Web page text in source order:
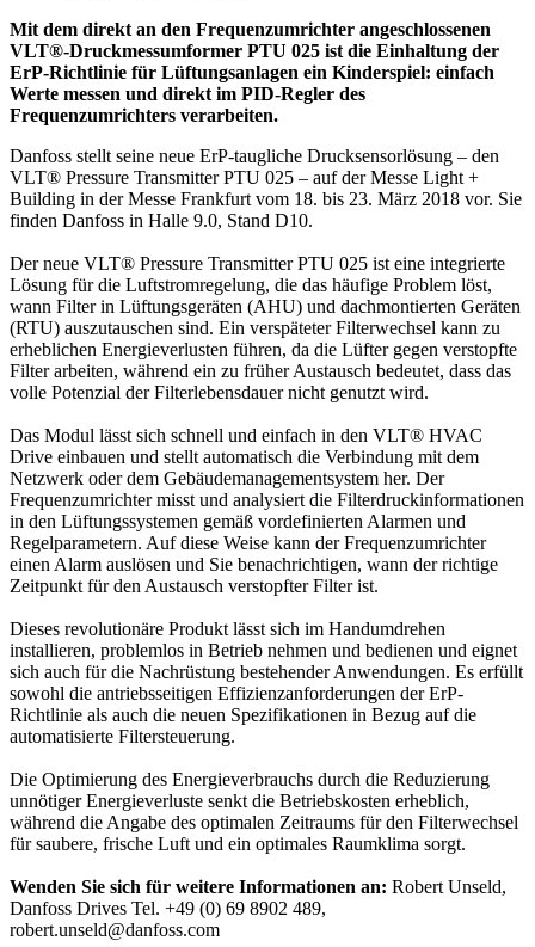
Mit dem direkt an den Frequenzumrichter angeschlossenen
VLT®-Druckmessumformer PTU 025 ist die Einhaltung der
ErP-Richtlinie für Lüftungsanlagen ein Kinderspiel: einfach
Werte messen und direkt im PID-Regler des
Frequenzumrichters verarbeiten.
Danfoss stellt seine neue ErP-taugliche Drucksensorlösung – den
VLT® Pressure Transmitter PTU 025 – auf der Messe Light +
Building in der Messe Frankfurt vom 18. bis 23. März 2018 vor. Sie
finden Danfoss in Halle 9.0, Stand D10.
Der neue VLT® Pressure Transmitter PTU 025 ist eine integrierte
Lösung für die Luftstromregelung, die das häufige Problem löst,
wann Filter in Lüftungsgeräten (AHU) und dachmontierten Geräten
(RTU) auszutauschen sind. Ein verspäteter Filterwechsel kann zu
erheblichen Energieverlusten führen, da die Lüfter gegen verstopfte
Filter arbeiten, während ein zu früher Austausch bedeutet, dass das
volle Potenzial der Filterlebensdauer nicht genutzt wird.
Das Modul lässt sich schnell und einfach in den VLT® HVAC
Drive einbauen und stellt automatisch die Verbindung mit dem
Netzwerk oder dem Gebäudemanagementsystem her. Der
Frequenzumrichter misst und analysiert die Filterdruckinformationen
in den Lüftungssystemen gemäß vordefinierten Alarmen und
Regelparametern. Auf diese Weise kann der Frequenzumrichter
einen Alarm auslösen und Sie benachrichtigen, wann der richtige
Zeitpunkt für den Austausch verstopfter Filter ist.
Dieses revolutionäre Produkt lässt sich im Handumdrehen
installieren, problemlos in Betrieb nehmen und bedienen und eignet
sich auch für die Nachrüstung bestehender Anwendungen. Es erfüllt
sowohl die antriebsseitigen Effizienzanforderungen der ErP-
Richtlinie als auch die neuen Spezifikationen in Bezug auf die
automatisierte Filtersteuerung.
Die Optimierung des Energieverbrauchs durch die Reduzierung
unnötiger Energieverluste senkt die Betriebskosten erheblich,
während die Angabe des optimalen Zeitraums für den Filterwechsel
für saubere, frische Luft und ein optimales Raumklima sorgt.
Wenden Sie sich für weitere Informationen an: Robert Unseld,
Danfoss Drives Tel. +49 (0) 69 8902 489,
robert.unseld@danfoss.com